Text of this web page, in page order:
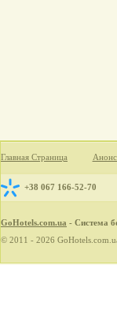
Главная Страница
+38 067 166-52-70
GoHotels.com.ua - Система
© 2011 - 2026